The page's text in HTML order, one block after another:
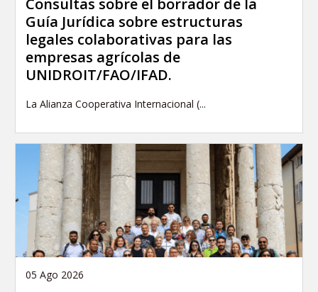
Consultas sobre el borrador de la
Guía Jurídica sobre estructuras
legales colaborativas para las
empresas agrícolas de
UNIDROIT/FAO/IFAD.
La Alianza Cooperativa Internacional (...
05 Ago 2026